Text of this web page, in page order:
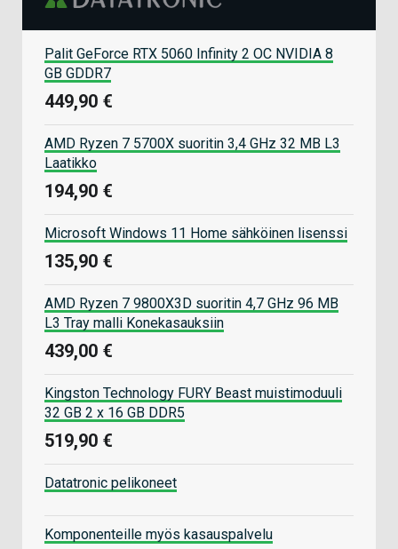
Palit GeForce RTX 5060 Infinity 2 OC NVIDIA 8
GB GDDR7
449,90 €
AMD Ryzen 7 5700X suoritin 3,4 GHz 32 MB L3
Laatikko
194,90 €
Microsoft Windows 11 Home sähköinen lisenssi
135,90 €
AMD Ryzen 7 9800X3D suoritin 4,7 GHz 96 MB
L3 Tray malli Konekasauksiin
439,00 €
Kingston Technology FURY Beast muistimoduuli
32 GB 2 x 16 GB DDR5
519,90 €
Datatronic pelikoneet
Komponenteille myös kasauspalvelu